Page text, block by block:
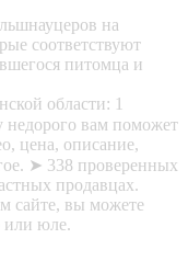
на
соответствуют
питомца и
области: 1
недорого вам поможет
цена, описание,
➤ 338 проверенных
продавцах.
сайте, вы можете
или юле.